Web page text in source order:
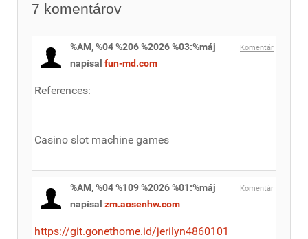
7 komentárov
Komentár
%AM, %04 %206 %2026 %03:%máj
napísal fun-md.com
References:
Casino slot machine games
Komentár
%AM, %04 %109 %2026 %01:%máj
napísal zm.aosenhw.com
https://git.gonethome.id/jerilyn4860101